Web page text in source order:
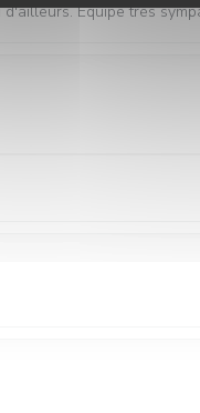
Équipe très